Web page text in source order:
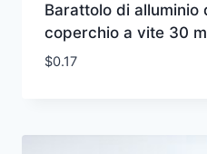
Barattolo di alluminio
coperchio a vite 30
$0.17